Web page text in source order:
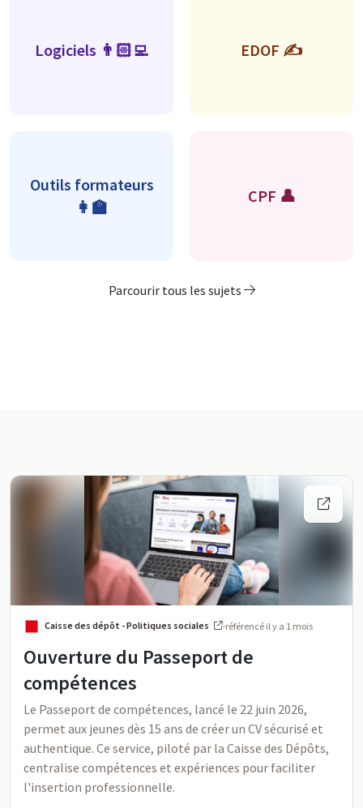
Logiciels 👨🏻‍💻 EDOF ✍️
Outils formateurs
👩‍🏫
CPF 👤
Parcourir tous les sujets
Activité sur FormaPro
Flux d’activité
Caisse des dépôt - Politiques sociales ·référencé il y a 1 mois
Ouverture du Passeport de
compétences
Le Passeport de compétences, lancé le 22 juin 2026,
permet aux jeunes dès 15 ans de créer un CV sécurisé et
authentique. Ce service, piloté par la Caisse des Dépôts,
centralise compétences et expériences pour faciliter
l'insertion professionnelle.